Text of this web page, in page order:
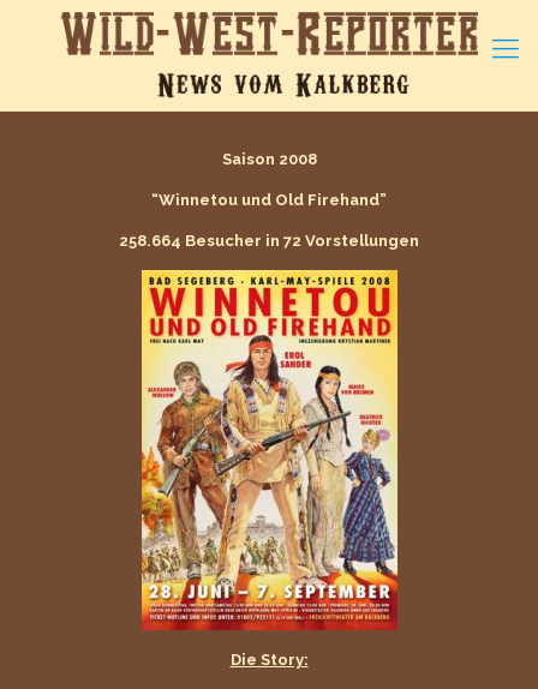
Saison 2008
“Winnetou und Old Firehand”
258.664 Besucher in 72 Vorstellungen
Die Story: